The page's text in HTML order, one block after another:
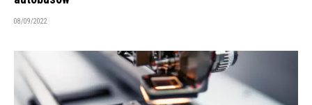
08/09/2022